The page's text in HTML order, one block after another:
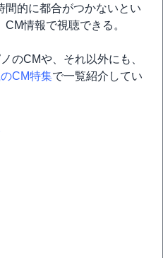
間的に都合がつかないとい
情報で視聴できる。
のCMや、それ以外にも、
CM特集で一覧紹介してい